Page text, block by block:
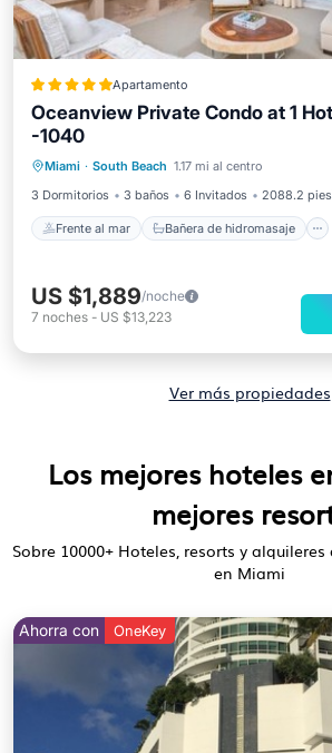
Apartamento
Oceanview Private Condo at 1
-1040
Miami · South Beach 1.17 mi al centro
3 Dormitorios
3 baños 6 Invitados 2088.2
Frente al mar Bañera de hidromasaje
Desayuno
Aparcamiento
US $1,889/noche
7 noches - US $13,223
Ver más propiedades
Los mejores hoteles
mejores
Sobre 10000+ Hoteles, resorts y
en Miami
Ahorra con OneKey